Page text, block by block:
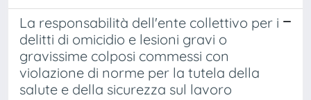
La responsabilità dell'ente collettivo per i
delitti di omicidio e lesioni gravi o
gravissime colposi commessi con
violazione di norme per la tutela della
salute e della sicurezza sul lavoro